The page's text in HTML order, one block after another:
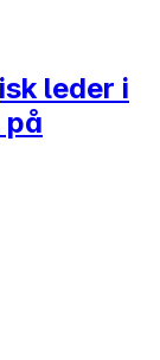
leder i
på